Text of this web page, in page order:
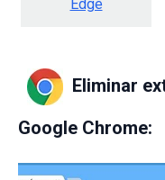
Edge
Eliminar
Google Chrome: